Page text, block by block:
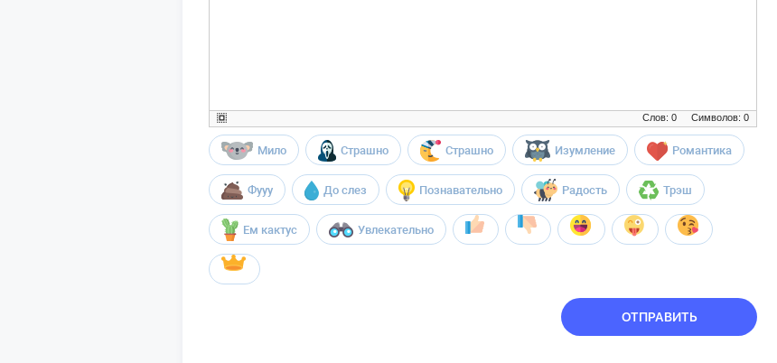
Символов: 0
Слов: 0
Мило Страшно Страшно Изумление Романтика
Фууу До слез Познавательно Радость Трэш
Ем кактус Увлекательно
ОТПРАВИТЬ